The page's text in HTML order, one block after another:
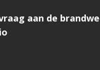
aan de